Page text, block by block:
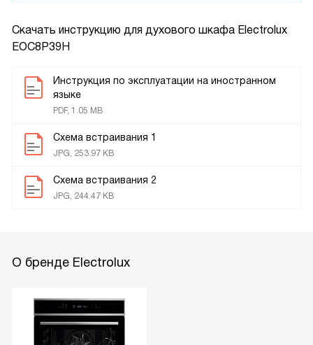
Скачать инструкцию для духового шкафа Electrolux
EOC8P39H
Инструкция по эксплуатации на иностранном
языке
PDF, 1.05 MB
Схема встраивания 1
JPG, 253.97 KB
Схема встраивания 2
JPG, 244.47 KB
О бренде Electrolux